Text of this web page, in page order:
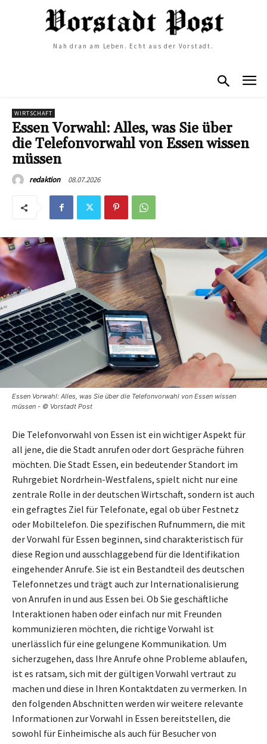
Nah dran am Leben. Echt aus der Vorstadt.
WIRTSCHAFT
Essen Vorwahl: Alles, was Sie über
die Telefonvorwahl von Essen wissen
müssen
redaktion 08.07.2026
Essen Vorwahl: Alles, was Sie über die Telefonvorwahl von Essen wissen
müssen - © Vorstadt Post
Die Telefonvorwahl von Essen ist ein wichtiger Aspekt für
all jene, die die Stadt anrufen oder dort Gespräche führen
möchten. Die Stadt Essen, ein bedeutender Standort im
Ruhrgebiet Nordrhein-Westfalens, spielt nicht nur eine
zentrale Rolle in der deutschen Wirtschaft, sondern ist auch
ein gefragtes Ziel für Telefonate, egal ob über Festnetz
oder Mobiltelefon. Die spezifischen Rufnummern, die mit
der Vorwahl für Essen beginnen, sind charakteristisch für
diese Region und ausschlaggebend für die Identifikation
eingehender Anrufe. Sie ist ein Bestandteil des deutschen
Telefonnetzes und trägt auch zur Internationalisierung
von Anrufen in und aus Essen bei. Ob Sie geschäftliche
Interaktionen haben oder einfach nur mit Freunden
kommunizieren möchten, die richtige Vorwahl ist
unerlässlich für eine gelungene Kommunikation. Um
sicherzugehen, dass Ihre Anrufe ohne Probleme ablaufen,
ist es ratsam, sich mit der gültigen Vorwahl vertraut zu
machen und diese in Ihren Kontaktdaten zu vermerken. In
den folgenden Abschnitten werden wir weitere relevante
Informationen zur Vorwahl in Essen bereitstellen, die
sowohl für Einheimische als auch für Besucher von